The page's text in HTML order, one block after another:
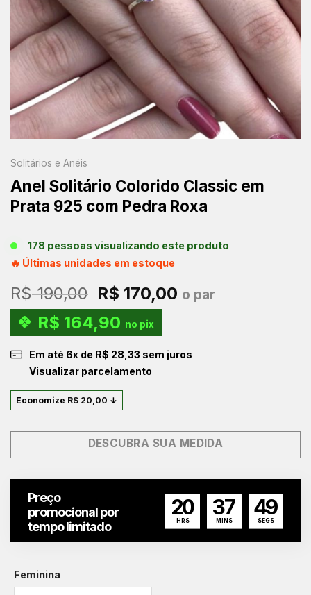
Solitários e Anéis
Anel Solitário Colorido Classic em
Prata 925 com Pedra Roxa
178 pessoas visualizando este produto
🔥 Últimas unidades em estoque
R$190,00 O
preço
original
era:
R$ 190,00.
R$ 170,00 O
R$ 170,00.
o par
R$ 164,90 no pix
Em até 6x de R$ 28,33 sem juros
Visualizar parcelamento
Economize R$ 20,00 ↓
DESCUBRA SUA MEDIDA
Preço
promocional por
tempo limitado
20
HRS
37
MINS
48
SEGS
Feminina